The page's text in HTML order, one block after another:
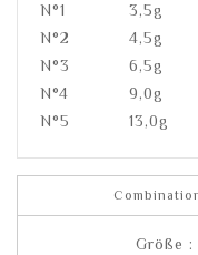
N°1
3,5g
N°2
4,5g
N°3
6,5g
N°4
9,0g
N°5
13,0g
Größe :